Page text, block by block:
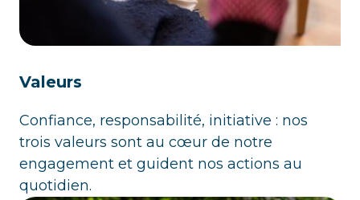
Valeurs
Confiance, responsabilité, initiative : nos
trois valeurs sont au cœur de notre
engagement et guident nos actions au
quotidien.